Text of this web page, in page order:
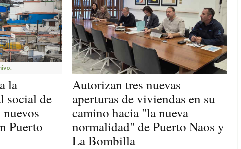
la
social de
Puerto
Autorizan tres nuevas
aperturas de viviendas en su
camino hacia "la nueva
normalidad" de Puerto Naos y
La Bombilla